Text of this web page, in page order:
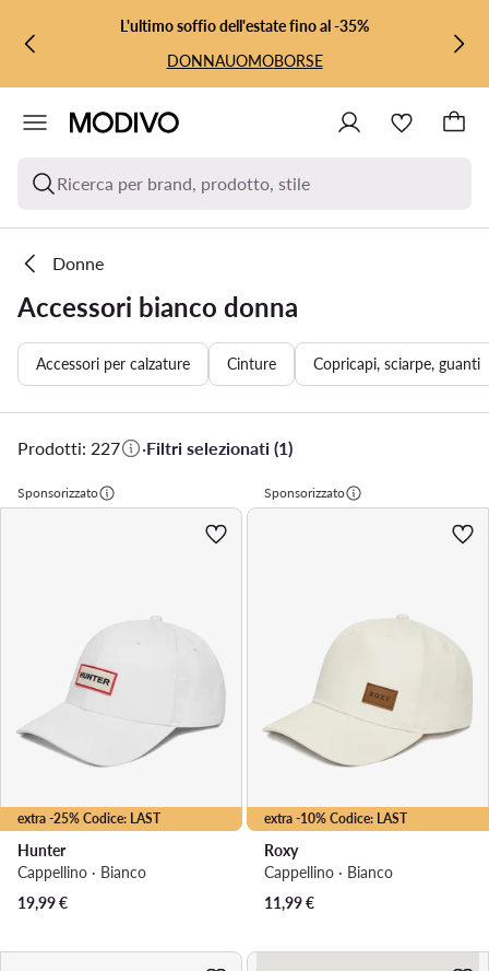
VAI AL CONTENUTO PRINCIPALE
VAI ALLA RICERCAL'ultimo soffio dell'estate fino al -35%
DONNAUOMOBORSE
Ricerca per brand, prodotto, stile
Donne
Accessori bianco donna
Accessori per calzature Cinture Copricapi, sciarpe, guanti
Prodotti: 227 ·Filtri selezionati (1)
Sponsorizzato
extra -25% Codice: LAST
Hunter
Cappellino · Bianco
19,99€
Sponsorizzato
extra -10% Codice: LAST
Roxy
Cappellino · Bianco
11,99€